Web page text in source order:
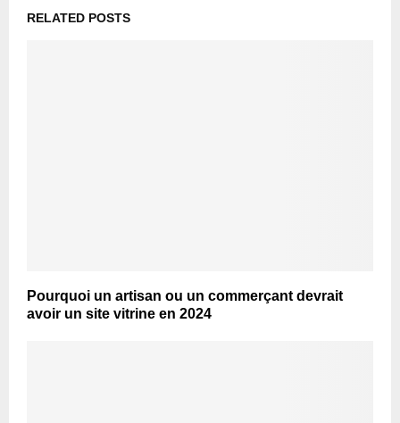
RELATED POSTS
Pourquoi un artisan ou un commerçant devrait
avoir un site vitrine en 2024